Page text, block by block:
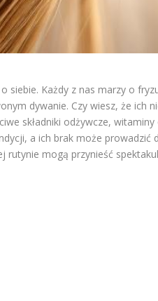
siebie. Każdy z nas marzy o
dywanie. Czy wiesz, że ich
składniki odżywcze, witaminy
a ich brak może prowadzić
rutynie mogą przynieść